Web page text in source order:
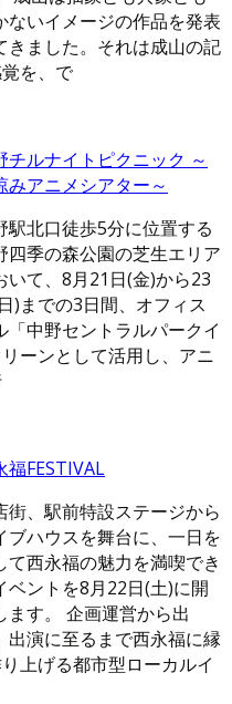
ないイメージの作品を発表
きました。それは成山の記
を、で
チルナイトピクニック ～
みアニメシアター～
駅北口徒歩5分に位置する
四季の森公園の芝生エリア
いて、8月21日(金)から23
)までの3日間、オフィス
「中野セントラルパークイ
ーンとして活用し、アニ
福FESTIVAL
街、駅前特設ステージから
ブハウスを舞台に、一日を
て西永福の魅力を満喫でき
ベントを8月22日(土)に開
ます。 企画運営から出
出演に至るまで西永福に縁
上げる都市型ローカルイ